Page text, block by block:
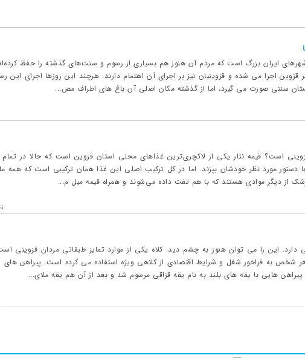
ایران بزرگ است که مردم آن هنوز هم بسیاری از رسوم و سنت‌های گذشته را حفظ
اجرا می شده و قزوینیان نیز بر اجرای آن اهتمام دارند. هرچند این روزها اجرای این
سنتی صورت می گیرد، اما از گذشته مکان اصلی آن باغ های اطراف مص...
است؟ قیمه نثار یکی از لاکچری‌ترین غذاهای محلی استان قزوین است که حالا در
دستور مورد نظر خودشان بپزند. اما در کل ترکیب اصلی این غذا همان ترکیبی است که همه
از دیگر موادی هستند که با هم تفت داده می‌شوند و همراه قیمه میل م...
این را می توان هنوز به چشم دید. کلاه یکی از موارد تمایز طبقاتی مردان قزوینی
شخص به فراخور شغل و شرایط اقتصادی از کلاهی ویژه استفاده می کرده است. پیراهن های
هایی با یقه های بلند به نام یقه قزاقی مرسوم شد و بعد از آن هم یقه ملای...